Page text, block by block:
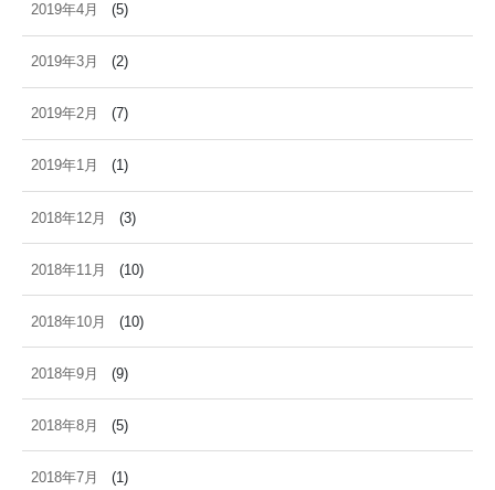
2019年4月 (5)
2019年3月 (2)
2019年2月 (7)
2019年1月 (1)
2018年12月 (3)
2018年11月 (10)
2018年10月 (10)
2018年9月 (9)
2018年8月 (5)
2018年7月 (1)